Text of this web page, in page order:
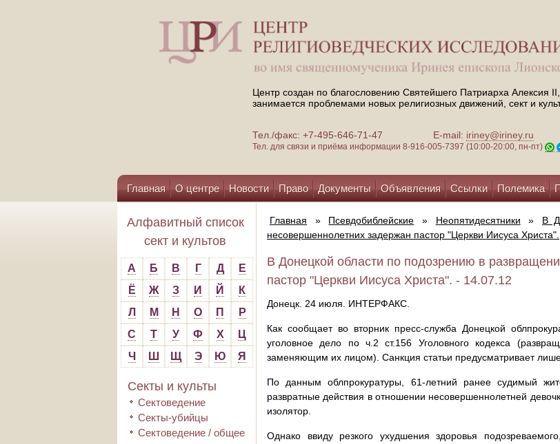
Центр создан по благословению Святейшего Патриарха Алексия II,
занимается проблемами новых религиозных движений, сект и
Тел./факс: +7-495-646-71-47 E-mail: iriney@iriney.ru
Тел. для связи и приёма информации 8-916-005-7397 (10:00-20:00, пн-пт)
Главная О центре Новости Право Документы Объявления Ссылки Полемика
Помощь центру
Алфавитный список
сект и культов
А Б В Г Д
Е
Ё
Ж З И Й
К
Л
М Н О П
Р
С
Т У Ф Х
Ц
Ч
Ш Щ Э Ю Я
Секты и культы
Сектоведение
Секты-убийцы
Сектоведение / общее
Главная » Псевдобиблейские » Неопятидесятники »
В
несовершеннолетних задержан пастор "Церкви Иисуса Христа".
В Донецкой области по подозрению в
пастор "Церкви Иисуса Христа". - 14.07.12
Донецк. 24 июля. ИНТЕРФАКС.
Как сообщает во вторник пресс-служба Донецкой
уголовное дело по ч.2 ст.156 Уголовного кодекса
заменяющим их лицом). Санкция статьи предусматривает
По данным облпрокуратуры, 61-летний ранее судимый
развратные действия в отношении несовершеннолетней
изолятор.
Однако ввиду резкого ухудшения здоровья